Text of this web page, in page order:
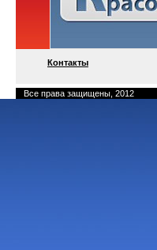
Контакты
Все права защищены, 2012